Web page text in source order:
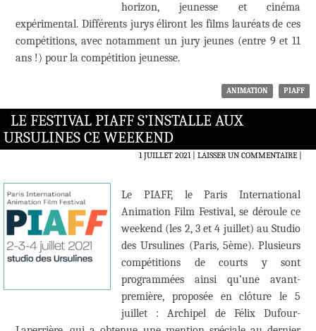
horizon, jeunesse et cinéma
expérimental. Différents jurys éliront les films lauréats de ces
compétitions, avec notamment un jury jeunes (entre 9 et 11
ans !) pour la compétition jeunesse.
ANIMATION PIAFF
LE FESTIVAL PIAFF S’INSTALLE AUX
URSULINES CE WEEKEND
1 JUILLET 2021 LAISSER UN COMMENTAIRE|
Le PIAFF, le Paris International
Animation Film Festival, se déroule ce
weekend (les 2, 3 et 4 juillet) au Studio
des Ursulines (Paris, 5ème). Plusieurs
compétitions de courts y sont
programmées ainsi qu’une avant-
première, proposée en clôture le 5
juillet : Archipel de Félix Dufour-